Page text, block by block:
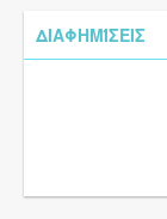
ΔΙΑΦΗΜΊΣΕΙΣ